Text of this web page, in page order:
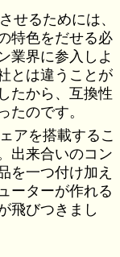
せるためには、
特色をだせる必
業界に参入しよ
とは違うことが
たから、互換性
たのです。
アを搭載するこ
出来合いのコン
を一つ付け加え
ーターが作れる
飛びつきまし